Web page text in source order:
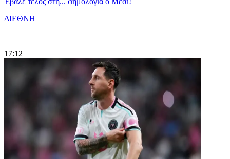
ΔΙΕΘΝΗ
|
17:12